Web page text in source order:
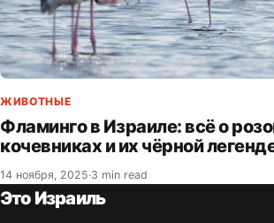
ЖИВОТНЫЕ
Фламинго в Израиле: всё о
кочевниках и их чёрной
14 ноября, 2025·3 min read
Это Израиль